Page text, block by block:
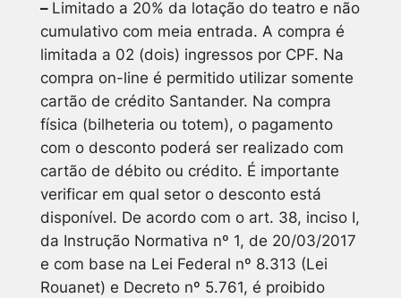
– Limitado a 20% da lotação do teatro e não
cumulativo com meia entrada. A compra é
limitada a 02 (dois) ingressos por CPF. Na
compra on-line é permitido utilizar somente
cartão de crédito Santander. Na compra
física (bilheteria ou totem), o pagamento
com o desconto poderá ser realizado com
cartão de débito ou crédito. É importante
verificar em qual setor o desconto está
disponível. De acordo com o art. 38, inciso I,
da Instrução Normativa nº 1, de 20/03/2017
e com base na Lei Federal nº 8.313 (Lei
Rouanet) e Decreto nº 5.761, é proibido